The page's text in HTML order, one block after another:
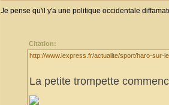
Je pense qu'il y'a une politique occidentale
Citation:
http://www.lexpress.fr/actualite/sport/haro-sur-
La petite trompette